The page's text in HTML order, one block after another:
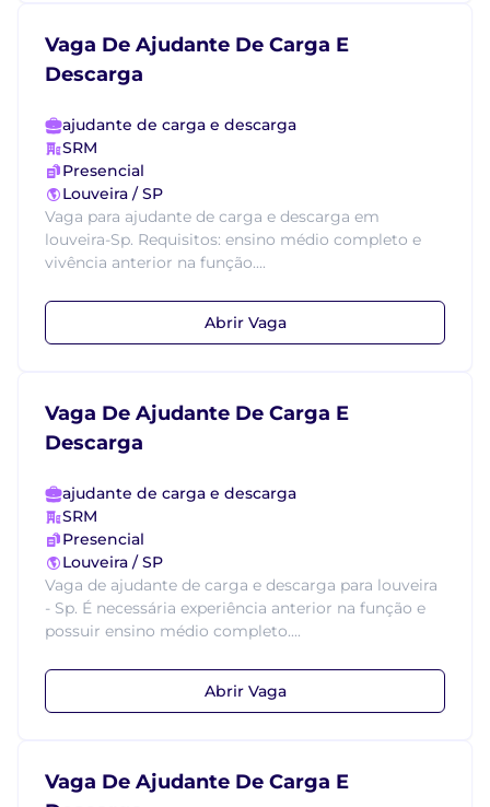
Vaga De Ajudante De Carga E
Descarga
ajudante de carga e descarga
SRM
Presencial
Louveira / SP
Vaga para ajudante de carga e descarga em
louveira-Sp. Requisitos: ensino médio completo e
vivência anterior na função....
Abrir Vaga
Vaga De Ajudante De Carga E
Descarga
ajudante de carga e descarga
SRM
Presencial
Louveira / SP
Vaga de ajudante de carga e descarga para louveira
- Sp. É necessária experiência anterior na função e
possuir ensino médio completo....
Abrir Vaga
Vaga De Ajudante De Carga E